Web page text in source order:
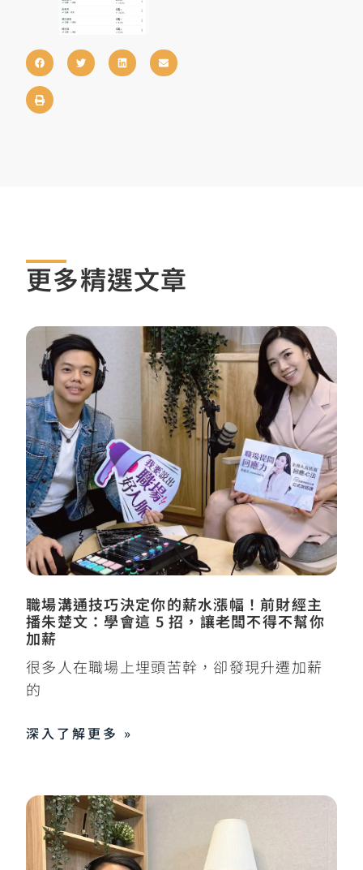
更多精選文章
職場溝通技巧決定你的薪水漲幅！前財經主
播朱楚文：學會這 5 招，讓老闆不得不幫你
加薪
很多人在職場上埋頭苦幹，卻發現升遷加薪
的
深入了解更多 »